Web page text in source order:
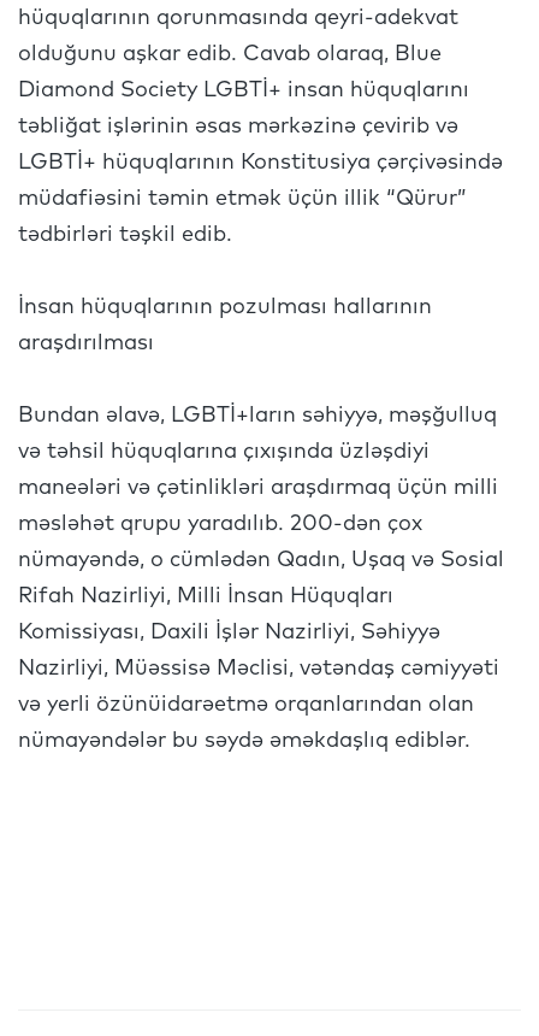
hüquqlarının qorunmasında qeyri-adekvat
olduğunu aşkar edib. Cavab olaraq, Blue
Diamond Society LGBTİ+ insan hüquqlarını
təbliğat işlərinin əsas mərkəzinə çevirib və
LGBTİ+ hüquqlarının Konstitusiya çərçivəsində
müdafiəsini təmin etmək üçün illik “Qürur”
tədbirləri təşkil edib.
İnsan hüquqlarının pozulması hallarının
araşdırılması
Bundan əlavə, LGBTİ+ların səhiyyə, məşğulluq
və təhsil hüquqlarına çıxışında üzləşdiyi
maneələri və çətinlikləri araşdırmaq üçün milli
məsləhət qrupu yaradılıb. 200-dən çox
nümayəndə, o cümlədən Qadın, Uşaq və Sosial
Rifah Nazirliyi, Milli İnsan Hüquqları
Komissiyası, Daxili İşlər Nazirliyi, Səhiyyə
Nazirliyi, Müəssisə Məclisi, vətəndaş cəmiyyəti
və yerli özünüidarəetmə orqanlarından olan
nümayəndələr bu səydə əməkdaşlıq ediblər.